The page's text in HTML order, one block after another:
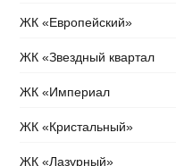
ЖК «Европейский»
ЖК «Звездный квартал
ЖК «Империал
ЖК «Кристальный»
ЖК «Лазурный»